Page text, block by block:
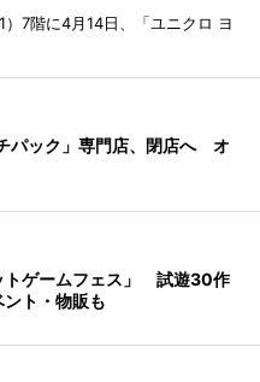
7階に4月14日、「ユニクロ ヨ
パック」専門店、閉店へ オ
トゲームフェス」 試遊30作
ト・物販も